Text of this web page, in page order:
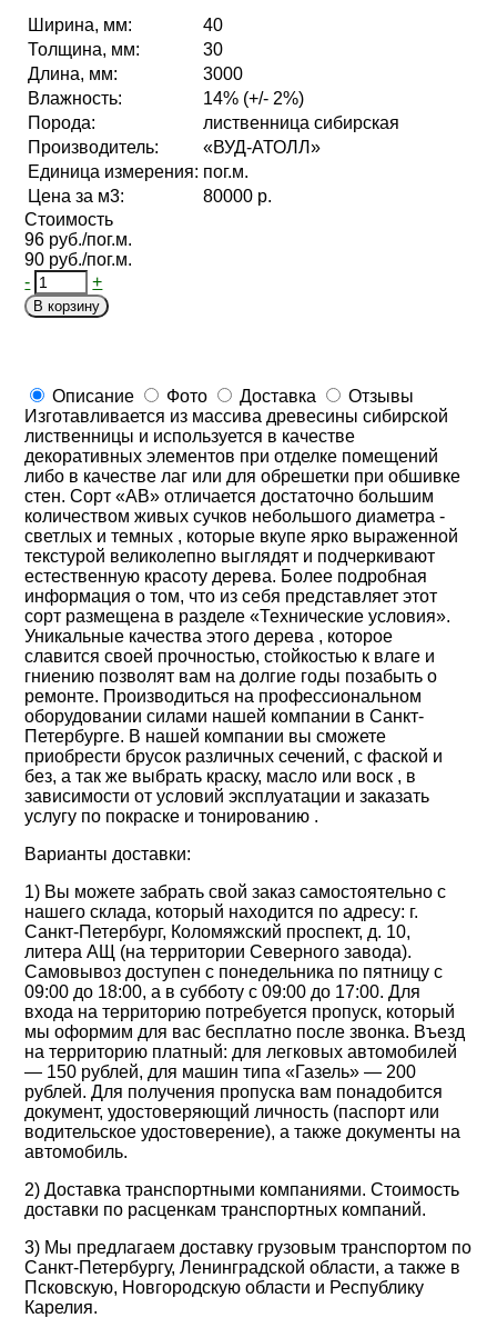
Ширина, мм:
40
Толщина, мм:
30
Длина, мм:
3000
Влажность:
14% (+/- 2%)
Порода:
лиственница сибирская
Производитель:
«ВУД-АТОЛЛ»
Единица измерения: пог.м.
Цена за м3:
80000 р.
Стоимость
96 руб./пог.м.
90 руб./пог.м.
-
+
В корзину
Описание Фото Доставка
Отзывы
Изготавливается из массива древесины сибирской
лиственницы и используется в качестве
декоративных элементов при отделке помещений
либо в качестве лаг или для обрешетки при обшивке
стен. Сорт «АВ» отличается достаточно большим
количеством живых сучков небольшого диаметра -
светлых и темных , которые вкупе ярко выраженной
текстурой великолепно выглядят и подчеркивают
естественную красоту дерева. Более подробная
информация о том, что из себя представляет этот
сорт размещена в разделе «Технические условия».
Уникальные качества этого дерева , которое
славится своей прочностью, стойкостью к влаге и
гниению позволят вам на долгие годы позабыть о
ремонте. Производиться на профессиональном
оборудовании силами нашей компании в Санкт-
Петербурге. В нашей компании вы сможете
приобрести брусок различных сечений, с фаской и
без, а так же выбрать краску, масло или воск , в
зависимости от условий эксплуатации и заказать
услугу по покраске и тонированию .
Варианты доставки:
1) Вы можете забрать свой заказ самостоятельно с
нашего склада, который находится по адресу: г.
Санкт-Петербург, Коломяжский проспект, д. 10,
литера АЩ (на территории Северного завода).
Самовывоз доступен с понедельника по пятницу с
09:00 до 18:00, а в субботу с 09:00 до 17:00. Для
входа на территорию потребуется пропуск, который
мы оформим для вас бесплатно после звонка. Въезд
на территорию платный: для легковых автомобилей
— 150 рублей, для машин типа «Газель» — 200
рублей. Для получения пропуска вам понадобится
документ, удостоверяющий личность (паспорт или
водительское удостоверение), а также документы на
автомобиль.
2) Доставка транспортными компаниями. Стоимость
доставки по расценкам транспортных компаний.
3) Мы предлагаем доставку грузовым транспортом по
Санкт-Петербургу, Ленинградской области, а также в
Псковскую, Новгородскую области и Республику
Карелия.